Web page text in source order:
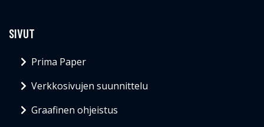
SIVUT
Prima Paper
Verkkosivujen suunnittelu
Graafinen ohjeistus